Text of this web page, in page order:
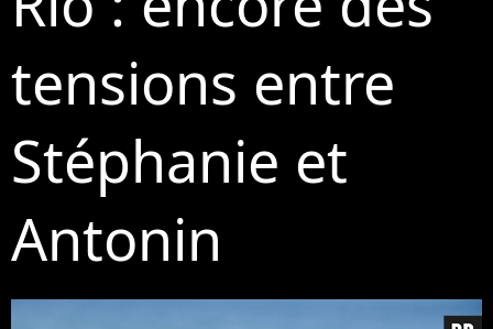
tensions entre
Stéphanie et
Antonin